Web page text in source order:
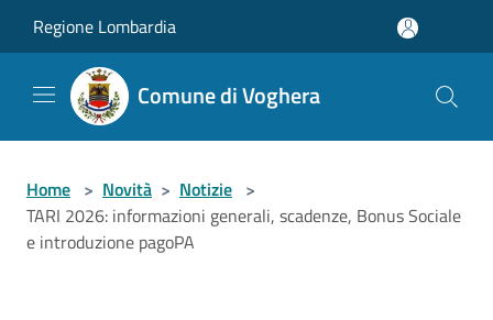
Regione Lombardia
Comune di Voghera
Home > Novità > Notizie >
TARI 2026: informazioni generali, scadenze, Bonus Sociale
e introduzione pagoPA